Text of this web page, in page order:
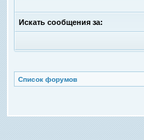
Искать сообщения за:
Список форумов